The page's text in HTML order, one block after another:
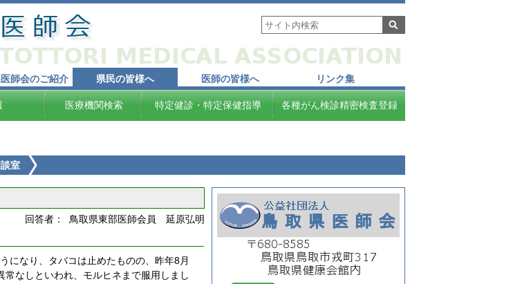
師会のご紹介 県民の皆様へ 医師の皆様へ リンク集
医療機関検索 特定健診・特定保健指導 各種がん検診精密検査登録
室
回答者： 鳥取県東部医師会員 延原弘明
になり、タバコは止めたものの、昨年8月
なしといわれ、モルヒネまで服用しまし